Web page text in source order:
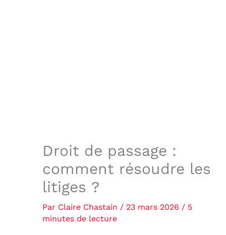
Droit de passage :
comment résoudre les
litiges ?
Par Claire Chastain / 23 mars 2026 / 5
minutes de lecture